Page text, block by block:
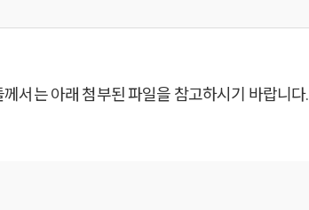
서는 아래 첨부된 파일을 참고하시기 바랍니다.